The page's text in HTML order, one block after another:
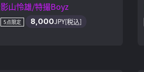
影山怜雄/特撮Boyz
5点限定 8,000JPY[税込]